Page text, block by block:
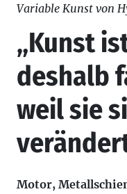
Variable Kunst von
„Kunst
deshalb
weil sie
Motor,